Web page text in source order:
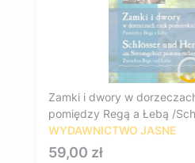
Zamki i dwory w
pomiędzy Regą a Łebą /
Herrenhäuser im
Flüsse. Zwischen Rega und
WYDAWNICTWO JASNE
Cena
59,00 zł